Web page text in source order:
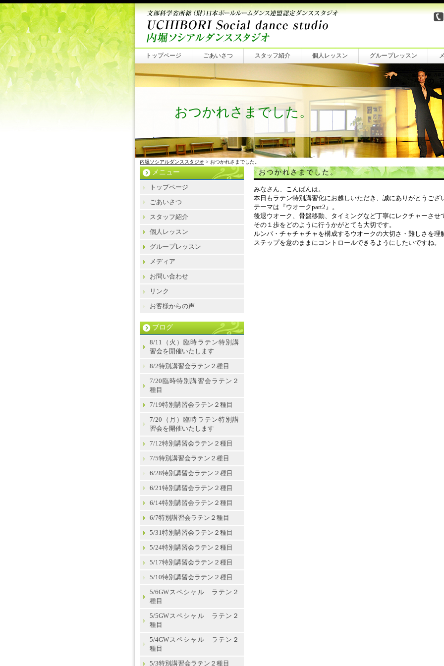
トップページ ごあいさつ スタッフ紹介 個人レッスン グループレッスン
おつかれさまでした。
内堀ソシアルダンススタジオ > おつかれさまでした。
おつかれさまでした。
みなさん、こんばんは。
本日もラテン特別講習化にお越しいただき、誠にありがとうござ
テーマは『ウオークpart2』。
後退ウオーク、骨盤移動、タイミングなど丁寧にレクチャーさせ
その１歩をどのように行うかがとても大切です。
ルンバ・チャチャチャを構成するウオークの大切さ・難しさを理
ステップを意のままにコントロールできるようにしたいですね。
メニュー
トップページ
ごあいさつ
スタッフ紹介
個人レッスン
グループレッスン
メディア
お問い合わせ
リンク
お客様からの声
ブログ
8/11（火）臨時ラテン特別講
習会を開催いたします
8/2特別講習会ラテン２種目
7/20臨時特別講習会ラテン２
種目
7/19特別講習会ラテン２種目
7/20（月）臨時ラテン特別講
習会を開催いたします
7/12特別講習会ラテン２種目
7/5特別講習会ラテン２種目
6/28特別講習会ラテン２種目
6/21特別講習会ラテン２種目
6/14特別講習会ラテン２種目
6/7特別講習会ラテン２種目
5/31特別講習会ラテン２種目
5/24特別講習会ラテン２種目
5/17特別講習会ラテン２種目
5/10特別講習会ラテン２種目
5/6GWスペシャル ラテン２
種目
5/5GWスペシャル ラテン２
種目
5/4GWスペシャル ラテン２
種目
5/3特別講習会ラテン２種目